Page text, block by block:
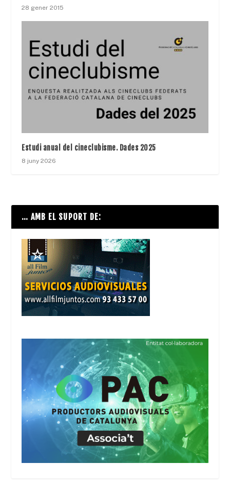
28 gener 2015
Estudi anual del cineclubisme. Dades 2025
8 juny 2026
… AMB EL SUPORT DE: